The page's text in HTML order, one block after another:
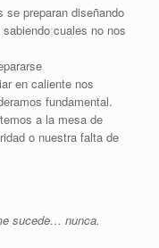
se preparan diseñando
cuales no nos
en caliente nos
fundamental.
a la mesa de
o nuestra falta de
sucede… nunca.